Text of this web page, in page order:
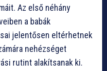
Az első néhány
a babák
jelentősen eltérhetnek
nehézséget
rutint alakítsanak ki.